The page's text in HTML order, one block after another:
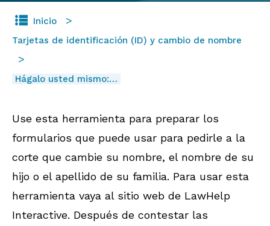
Inicio
Tarjetas de identificación (ID) y cambio de nombre
Hágalo usted mismo:…
Use esta herramienta para preparar los
formularios que puede usar para pedirle a la
corte que cambie su nombre, el nombre de su
hijo o el apellido de su familia. Para usar esta
herramienta vaya al sitio web de LawHelp
Interactive. Después de contestar las